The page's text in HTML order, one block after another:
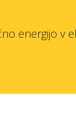
energijo